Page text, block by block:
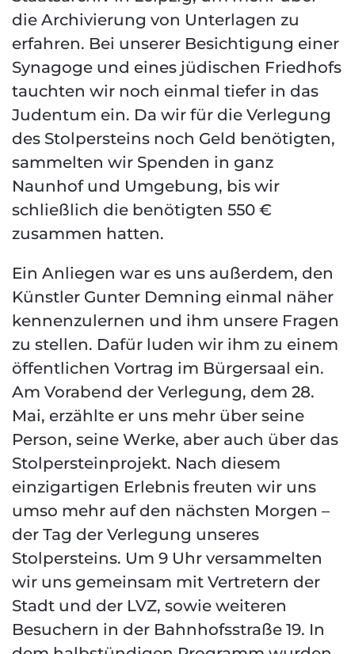
die Archivierung von Unterlagen zu
erfahren. Bei unserer Besichtigung einer
Synagoge und eines jüdischen Friedhofs
tauchten wir noch einmal tiefer in das
Judentum ein. Da wir für die Verlegung
des Stolpersteins noch Geld benötigten,
sammelten wir Spenden in ganz
Naunhof und Umgebung, bis wir
schließlich die benötigten 550 €
zusammen hatten.
Ein Anliegen war es uns außerdem, den
Künstler Gunter Demning einmal näher
kennenzulernen und ihm unsere Fragen
zu stellen. Dafür luden wir ihm zu einem
öffentlichen Vortrag im Bürgersaal ein.
Am Vorabend der Verlegung, dem 28.
Mai, erzählte er uns mehr über seine
Person, seine Werke, aber auch über das
Stolpersteinprojekt. Nach diesem
einzigartigen Erlebnis freuten wir uns
umso mehr auf den nächsten Morgen –
der Tag der Verlegung unseres
Stolpersteins. Um 9 Uhr versammelten
wir uns gemeinsam mit Vertretern der
Stadt und der LVZ, sowie weiteren
Besuchern in der Bahnhofsstraße 19. In